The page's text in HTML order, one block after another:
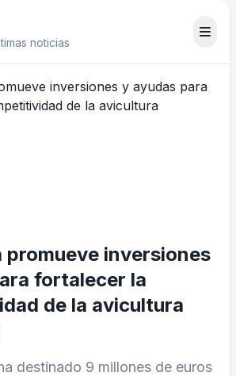
noticias
inversiones
fortalecer la
de la avicultura
destinado 9 millones de euros